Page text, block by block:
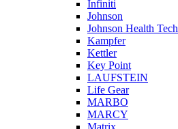
Infiniti
Johnson
Johnson Health Tech
Kampfer
Kettler
Key Point
LAUFSTEIN
Life Gear
MARBO
MARCY
Matrix